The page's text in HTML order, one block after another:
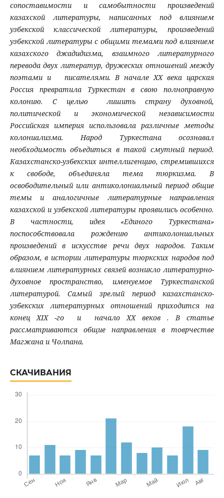
сопоставимости и самобытности произведений
казахской литературы, написанных под влиянием
узбекской классической литературы, произведений
узбекской литературы с общими темами под влиянием
казахского джадидизма, взаимного литературного
перевода двух литератур, дружеских отношений между
поэтами и писателями. В начале ХХ века царская
Россия превратила Туркестан в свою полноправную
колонию. С целью лишить страну духовной,
политической и экономической независимости
Российская империя использовала различные методы
колониализма. Народ Туркестана осознавал
необходимость объедиться в такой смутный период.
Казахстанско-узбекских интеллигенцию, стремившихся
к свободе, объединяла тема тюркизма. В
освободительный или антиколониальный период общие
темы и аналогичные литературные направления
казахской и узбекской литературы проявились особенно.
В частности, идея «Единого Туркестана»
поспособствовала рождению антиколониальных
произведений в искусстве речи двух народов. Таким
образом, в истории литературы тюркских народов под
влиянием литературных связей возникло литературно-
духовное пространство, именуемое Туркестанской
литературой. Самый зрелый период казахстанско-
узбекских литературных отношений приходится на
конец XIX -го и начало XX веков . В статье
рассматриваются общие направления в товрчестве
Магжана и Чолпана.
СКАЧИВАНИЯ